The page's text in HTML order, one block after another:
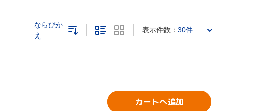
ならびか
え
表示件数： 30件
カートへ追加